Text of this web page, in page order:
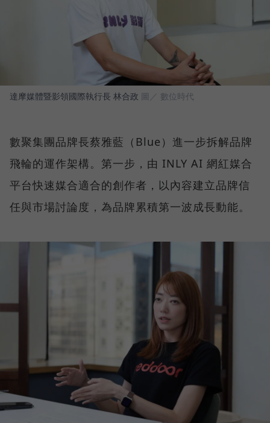
達摩媒體暨影領國際執行長 林合政 圖／ 數位時代
數聚集團品牌長蔡雅藍（Blue）進一步拆解品牌
飛輪的運作架構。第一步，由 INLY AI 網紅媒合
平台快速媒合適合的創作者，以內容建立品牌信
任與市場討論度，為品牌累積第一波成長動能。